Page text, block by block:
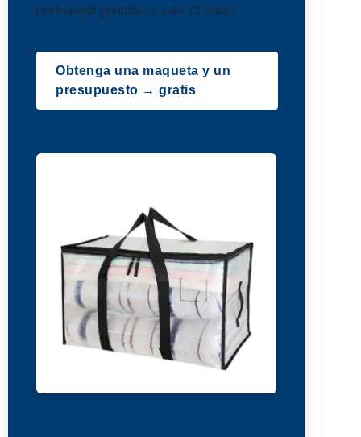
profesional gratuita en solo 12 horas.
Obtenga una maqueta y un
presupuesto → gratis